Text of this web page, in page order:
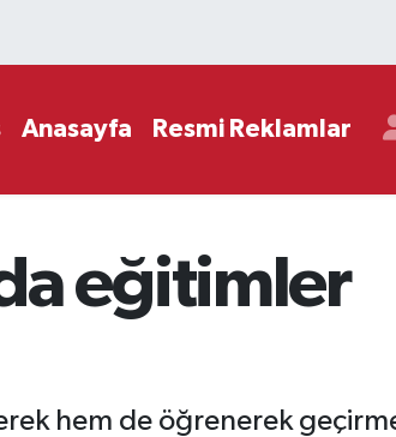
Anasayfa Resmi Reklamlar
eğitimler
hem de öğrenerek